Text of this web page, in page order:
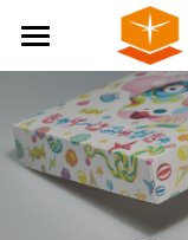
首頁
關於幫客思
客製印刷包裝
夾鏈袋
節慶公版包裝
公版提袋